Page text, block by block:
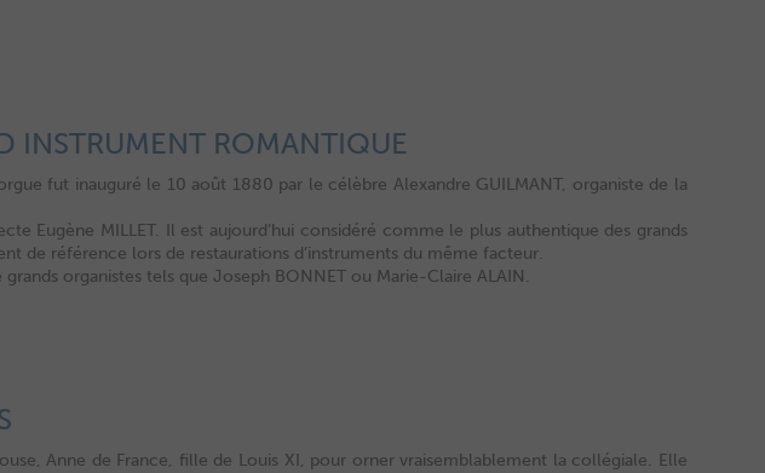
INSTRUMENT ROMANTIQUE
fut inauguré le 10 août 1880 par le célèbre Alexandre GUILMANT, organiste de la
Eugène MILLET. Il est aujourd’hui considéré comme le plus authentique des grands
de référence lors de restaurations d’instruments du même facteur.
organistes tels que Joseph BONNET ou Marie-Claire ALAIN.
Anne de France, fille de Louis XI, pour orner vraisemblablement la collégiale. Elle